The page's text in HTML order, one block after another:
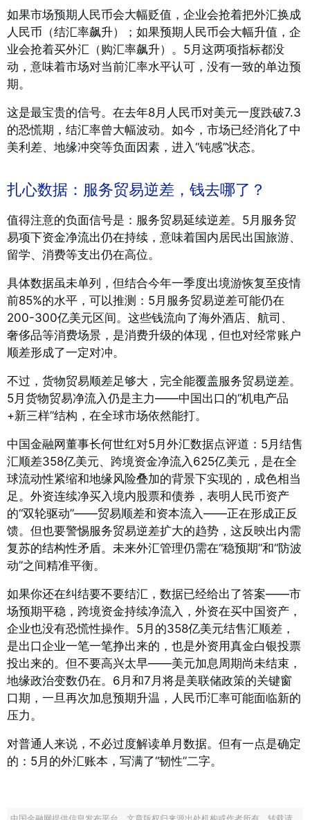
如果市场预期人民币会大幅贬值，企业会抢着把外汇换成
人民币（结汇率飙升）；如果预期人民币会大幅升值，企
业会抢着买外汇（购汇率飙升）。5月这两项指标都没
动，意味着市场对当前汇率水平认可，没有一致的单边预
期。
这是最宝贵的信号。在去年8月人民币对美元一度跌破7.3
的恐慌期，结汇率曾大幅波动。如今，市场已经消化了中
美利差、地缘冲突等负面因素，进入“钝感”状态。
扎心数据：服务贸易逆差，钱去哪了？
值得注意的负面信号是：服务贸易延续逆差。5月服务贸
易项下资金净流出仍在持续，意味着国内居民出国旅游、
留学、消费等支出仍在高位。
具体数据虽未单列，但结合今年一季度出境游恢复至疫情
前85%的水平，可以推测：5月服务贸易逆差可能仍在
200-300亿美元区间。这些钱流向了海外酒店、航司、
奢侈品等消费场景，是消费升级的体现，但也对经常账户
顺差形成了一定对冲。
不过，货物贸易顺差足够大，完全能覆盖服务贸易逆差。
5月货物贸易净流入仍是主力——中国出口的“机电产品
+新三样”结构，在全球市场依然能打。
中国金融网董事长何世红对5月外汇数据点评道：5月结售
汇顺差358亿美元、跨境资金净流入625亿美元，是在全
球流动性紧缩和地缘风险叠加的背景下实现的，成色相当
足。外资连续净买入境内股票和债券，表明人民币资产
的“双轮驱动”——贸易顺差和资本流入——正在形成正反
馈。但也要警惕服务贸易逆差扩大的趋势，这反映出内需
复苏的结构性矛盾。未来外汇管理仍需在“稳预期”和“防波
动”之间精准平衡。
如果你还在纠结要不要结汇，数据已经给出了答案——市
场预期平稳，跨境资金持续净流入，外资在买中国资产，
企业也没有恐慌性操作。5月的358亿美元结售汇顺差，
是出口企业一笔一笔挣出来的，也是外资用真金白银投票
投出来的。但不要高兴太早——美元加息周期尚未结束，
地缘政治变数仍在。6月和7月将是美联储政策的关键窗
口期，一旦再次加息预期升温，人民币汇率可能面临新的
压力。
对普通人来说，不必过度解读单月数据。但有一点是确定
的：5月的外汇账本，写满了“韧性”二字。